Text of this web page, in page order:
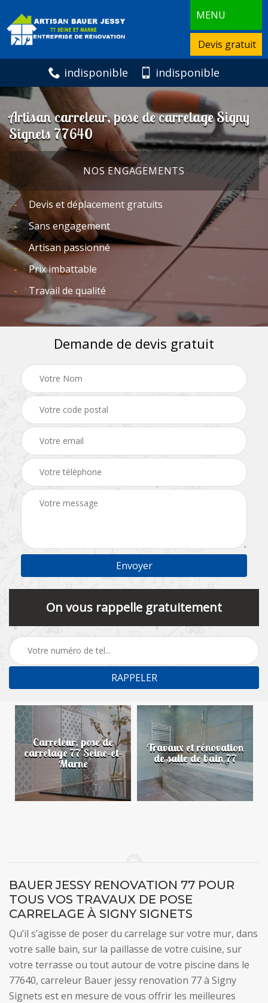
MENU
Devis gratuit
indisponible indisponible
Artisan carreleur, pose de carrelage Signy
Signets 77640
NOS ENGAGEMENTS
Devis et déplacement gratuits
Sans engagement
Artisan passionné
Prix imbattable
Travail de qualité
Demande de devis gratuit
On vous rappelle gratuitement
Carreleur, pose de
carrelage 77 Seine-et-
Marne
Travaux et rénovation
de salle de bain 77
BAUER JESSY RENOVATION 77 POUR
TOUS VOS TRAVAUX DE POSE
CARRELAGE À SIGNY SIGNETS
Qu’il s’agisse de poser du carrelage sur votre mur, dans
votre salle bain, sur la paillasse de votre cuisine, sur
votre terrasse ou tout autour de votre piscine dans le
77640, carreleur Bauer jessy renovation 77 à Signy
Signets est en mesure de vous offrir les meilleures